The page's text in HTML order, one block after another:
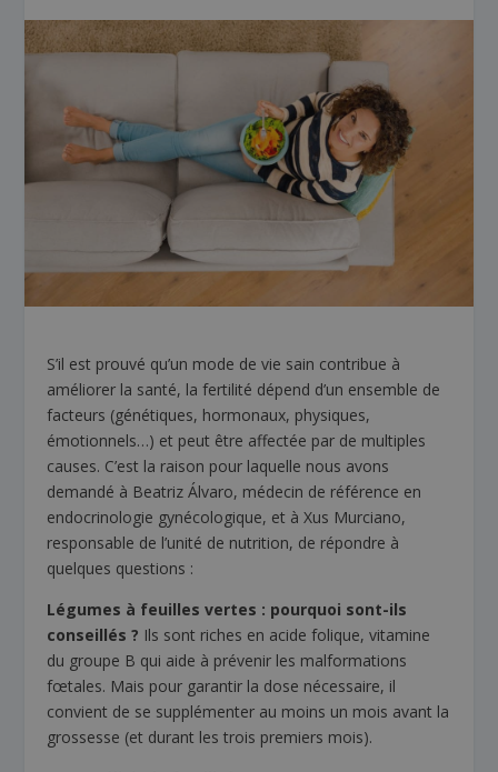
S’il est prouvé qu’un mode de vie sain contribue à
améliorer la santé, la fertilité dépend d’un ensemble de
facteurs (génétiques, hormonaux, physiques,
émotionnels…) et peut être affectée par de multiples
causes. C’est la raison pour laquelle nous avons
demandé à Beatriz Álvaro, médecin de référence en
endocrinologie gynécologique, et à Xus Murciano,
responsable de l’unité de nutrition, de répondre à
quelques questions :
Légumes à feuilles vertes : pourquoi sont-ils
conseillés ? Ils sont riches en acide folique, vitamine
du groupe B qui aide à prévenir les malformations
fœtales. Mais pour garantir la dose nécessaire, il
convient de se supplémenter au moins un mois avant la
grossesse (et durant les trois premiers mois).